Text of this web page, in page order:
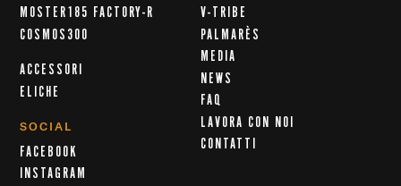
MOSTER185 FACTORY-R
COSMOS300
ACCESSORI
ELICHE
SOCIAL
FACEBOOK
INSTAGRAM
V-TRIBE
PALMARÈS
MEDIA
NEWS
FAQ
LAVORA CON NOI
CONTATTI